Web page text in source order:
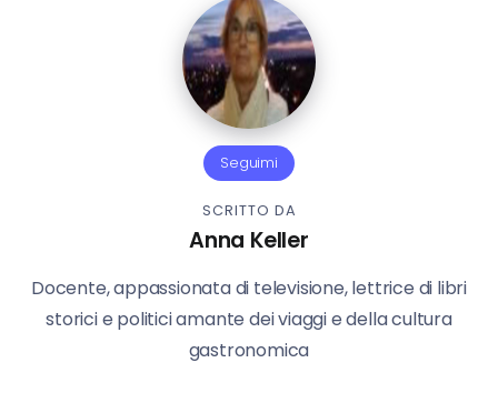
Seguimi
SCRITTO DA
Anna Keller
Docente, appassionata di televisione, lettrice di libri
storici e politici amante dei viaggi e della cultura
gastronomica